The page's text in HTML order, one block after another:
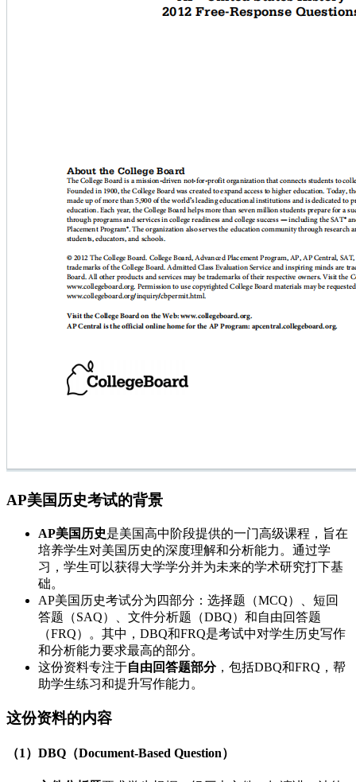
AP美国历史考试的背景
AP美国历史是美国高中阶段提供的一门高级课程，旨在
培养学生对美国历史的深度理解和分析能力。通过学
习，学生可以获得大学学分并为未来的学术研究打下基
础。
AP美国历史考试分为四部分：选择题（MCQ）、短回
答题（SAQ）、文件分析题（DBQ）和自由回答题
（FRQ）。其中，DBQ和FRQ是考试中对学生历史写作
和分析能力要求最高的部分。
这份资料专注于自由回答题部分，包括DBQ和FRQ，帮
助学生练习和提升写作能力。
这份资料的内容
（1）DBQ（Document-Based Question）